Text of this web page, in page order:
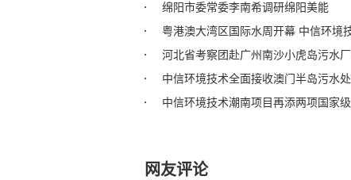
绵阳市委常委李南希调研绵阳美能
粤港澳大湾区国际水周开幕 中信环境
河北省考察团赴广州南沙小虎岛污水
中信环境技术全面接收澳门半岛污水
中信环境技术潮南项目再添两项国家
网友评论